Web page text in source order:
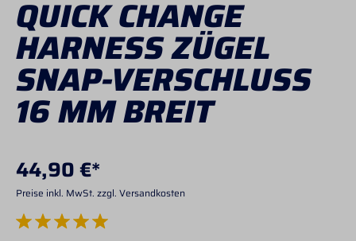
QUICK CHANGE
HARNESS ZÜGEL
SNAP-VERSCHLUSS
16 MM BREIT
44,90 €*
Preise inkl. MwSt. zzgl. Versandkosten
Durchschnittliche Bewertung von 5 von 5 Sternen